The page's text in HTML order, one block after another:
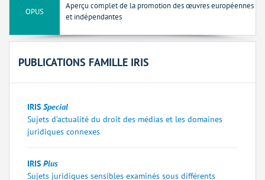
OPUS
Aperçu complet de la promotion des œuvres européennes
et indépendantes
PUBLICATIONS FAMILLE IRIS
IRIS Special
Sujets d’actualité du droit des médias et les domaines
juridiques connexes
IRIS Plus
Sujets juridiques sensibles examinés sous différents